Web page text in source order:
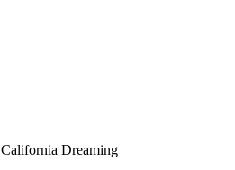
California Dreaming